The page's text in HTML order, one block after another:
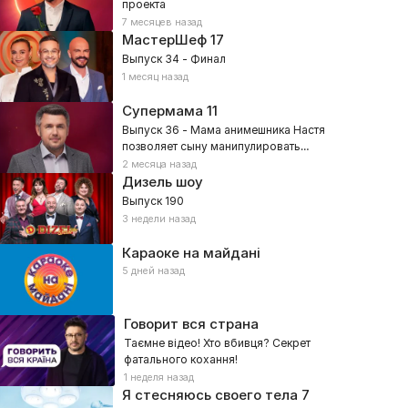
проекта
7 месяцев назад
МастерШеф17
Выпуск 34 - Финал
1 месяц назад
Супермама 11
Выпуск 36 - Мама анимешника Настя
позволяет сыну манипулировать
собой?
2 месяца назад
Дизель шоу
Выпуск 190
3 недели назад
Караоке на майдані
5 дней назад
Говорит вся страна
Таємне відео! Хто вбивця? Секрет
фатального кохання!
1 неделя назад
Я стесняюсь своего тела 7